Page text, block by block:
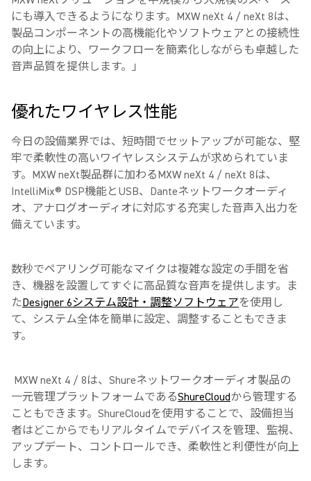
にも導入できるようになります。MXW neXt 4 / neXt 8は、
製品コンポーネントの高機能化やソフトウェアとの接続性
の向上により、ワークフローを簡素化しながらも卓越した
音声品質を提供します。」
優れたワイヤレス性能
今日の設備業界では、短時間でセットアップが可能な、堅
牢で柔軟性の高いワイヤレスシステムが求められていま
す。MXW neXt製品群に加わるMXW neXt 4 / neXt 8は、
IntelliMix® DSP機能とUSB、Danteネットワークオーディ
オ、アナログオーディオに対応する充実した音声入出力を
備えています。
数秒でペアリング可能なマイクは複雑な設定の手間を省
き、機器を設置してすぐに高品質な音声を提供します。ま
たDesigner 6システム設計・調整ソフトウェアを使用し
て、システム全体を簡単に設定、調整することもできま
す。
MXW neXt 4 / 8は、Shureネットワークオーディオ製品の
一元管理プラットフォームであるShureCloudから管理する
こともできます。ShureCloudを使用することで、設備担当
者はどこからでもリアルタイムでデバイスを管理、監視、
アップデート、コントロールでき、柔軟性と利便性が向上
します。